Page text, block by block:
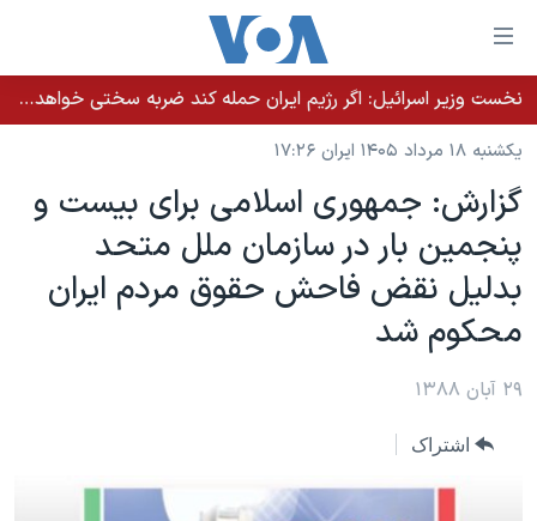
لینکهای
قابل
دسترسی
جهش
محتوای
اصلی
جهش
صفحه
جهش
خانه
نسخه سبک وب‌سایت
موضوع ها
ایران
آمریکا
جهان
ورزشی
برنامه های تلویزیونی
جدول برنامه ها
صفحه‌های ویژه
جام جهانی ۲۰۲۶
عملیات خشم حماسی
بایگانی برنامه‌های تلویزیونی
فرکانس‌های صدای آمریکا
پخش رادیویی
یادگیری زبان انگلیسی
نخست وزیر اسرائيل: اگر رژیم ایران حمله کند ضربه سختی خواهد خورد
یکشنبه ۱۸ مرداد ۱۴۰۵ ایران ۱۷:۲۶
گزارش: جمهوری اسلامی برای بيست و
پنجمين بار در سازمان ملل متحد
بدليل نقض فاحش حقوق مردم ايران
محکوم شد
۲۹ آبان ۱۳۸۸
اشتراک